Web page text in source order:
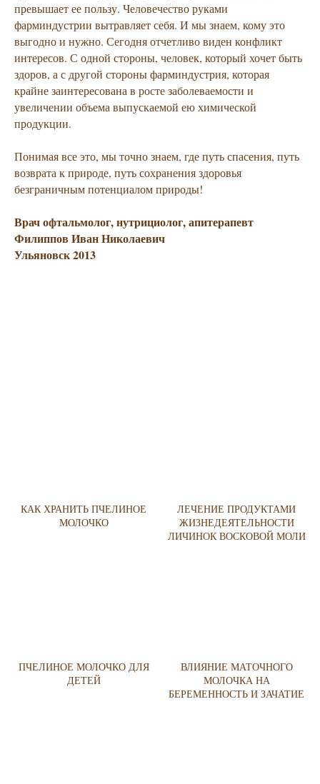
превышает ее пользу. Человечество руками
фарминдустрии вытравляет себя. И мы знаем, кому это
выгодно и нужно. Сегодня отчетливо виден конфликт
интересов. С одной стороны, человек, который хочет быть
здоров, а с другой стороны фарминдустрия, которая
крайне заинтересована в росте заболеваемости и
увеличении объема выпускаемой ею химической
продукции.
Понимая все это, мы точно знаем, где путь спасения, путь
возврата к природе, путь сохранения здоровья
безграничным потенциалом природы!
Врач офтальмолог, нутрициолог, апитерапевт
Филиппов Иван Николаевич
Ульяновск 2013
КАК ХРАНИТЬ ПЧЕЛИНОЕ
МОЛОЧКО
ЛЕЧЕНИЕ ПРОДУКТАМИ
ЖИЗНЕДЕЯТЕЛЬНОСТИ
ЛИЧИНОК ВОСКОВОЙ МОЛИ
ПЧЕЛИНОЕ МОЛОЧКО ДЛЯ
ДЕТЕЙ
ВЛИЯНИЕ МАТОЧНОГО
МОЛОЧКА НА
БЕРЕМЕННОСТЬ И ЗАЧАТИЕ